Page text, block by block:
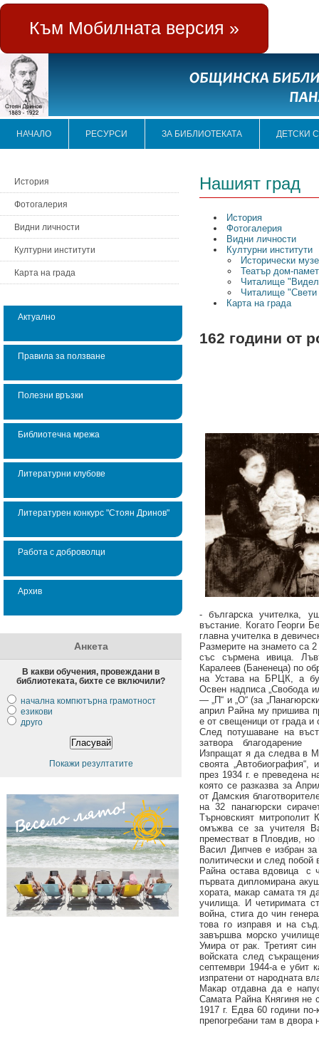
Към Мобилната версия »
НАЧАЛО РЕСУРСИ ЗА БИБЛИОТЕКАТА ДЕТСКИ
История
Фотогалерия
Видни личности
Културни институти
Карта на града
Актуално
Правила за ползване
Полезни връзки
Библиотечна мрежа
Литературни клубове
Литературен конкурс "Стоян Дринов"
Работа с доброволци
Архив
Анкета
В какви обучения, провеждани в
библиотеката, бихте се включили?
начална компютърна грамотност
езикови
друго
Покажи резултатите
Нашият град
История
Фотогалерия
Видни личности
Културни институти
Исторически
Театър дом-
Читалище
Читалище "Свети
Карта на града
162 години от
- българска учителка,
въстание. Когато Георги
главна учителка в
Размерите на знамето са
със сърмена ивица.
Каралеев (Баненеца) по
на Устава на БРЦК, а
Освен надписа „Свобода
— „П“ и „О“ (за
април Райна му пришива
е от свещеници от града и
След потушаване на
затвора благодарение
Изпращат я да следва в
своята
през 1934 г. е преведена
която се разказва за
от Дамския
на 32 панагюрски
Търновският
омъжва се за учителя
преместват в Пловдив,
Васил Дипчев е избран
политически и след
Райна остава вдовица с
първата дипломирана
хората, макар самата тя
училища. И четиримата
война, стига до чин
това го изправя и на
завършва морско
Умира от рак. Третият
войската след
септември 1944-а е убит
изпратени от народната
Макар отдавна да е
Самата Райна Княгиня не
1917 г. Едва 60 години
препогребани там в